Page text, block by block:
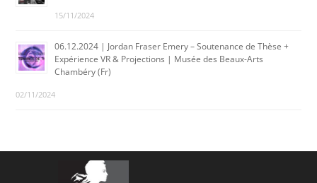
15/11/2024
06.12.2024 | Jordan Fraser Emery – Soutenance de Thèse +
Expérience VR & Projections | Musée des Beaux-Arts
Chambéry (Fr)
02/11/2024